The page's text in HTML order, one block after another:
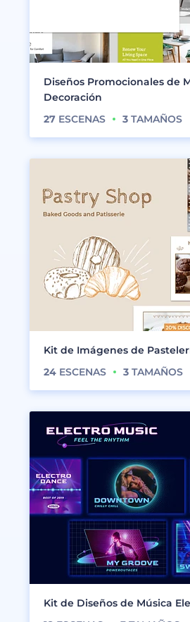
Diseños Promocionales de
Decoración
27 ESCENAS 3 TAMAÑOS
Kit de Imágenes de
24 ESCENAS 3 TAMAÑOS
Kit de Diseños de Música